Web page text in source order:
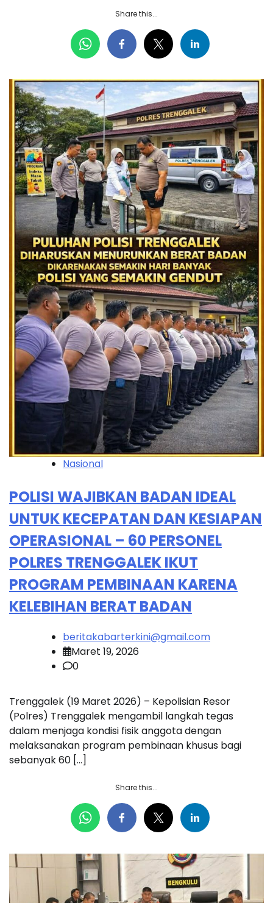
Share this...
Nasional
POLISI WAJIBKAN BADAN IDEAL
UNTUK KECEPATAN DAN KESIAPAN
OPERASIONAL – 60 PERSONEL
POLRES TRENGGALEK IKUT
PROGRAM PEMBINAAN KARENA
KELEBIHAN BERAT BADAN
beritakabarterkini@gmail.com
Maret 19, 2026
0
Trenggalek (19 Maret 2026) – Kepolisian Resor
(Polres) Trenggalek mengambil langkah tegas
dalam menjaga kondisi fisik anggota dengan
melaksanakan program pembinaan khusus bagi
sebanyak 60 […]
Share this...